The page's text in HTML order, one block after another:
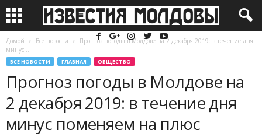
Домой Все новости
Прогноз погоды в Молдове на 2 декабря 2019: в течение дня
минус...
ВСЕ НОВОСТИ ГЛАВНАЯ ОБЩЕСТВО
Прогноз погоды в Молдове на
2 декабря 2019: в течение дня
минус поменяем на плюс